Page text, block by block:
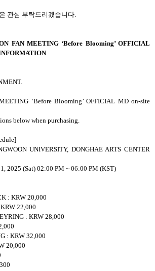
관심 부탁드리겠습니다.
FAN MEETING ‘Before Blooming’ OFFICIAL
‘Before Blooming’ OFFICIAL MD on-site
below when purchasing.
UNIVERSITY, DONGHAE ARTS CENTER
2025 (Sat) 02:00 PM ~ 06:00 PM (KST)
: KRW 20,000
22,000
: KRW 28,000
: KRW 32,000
20,000